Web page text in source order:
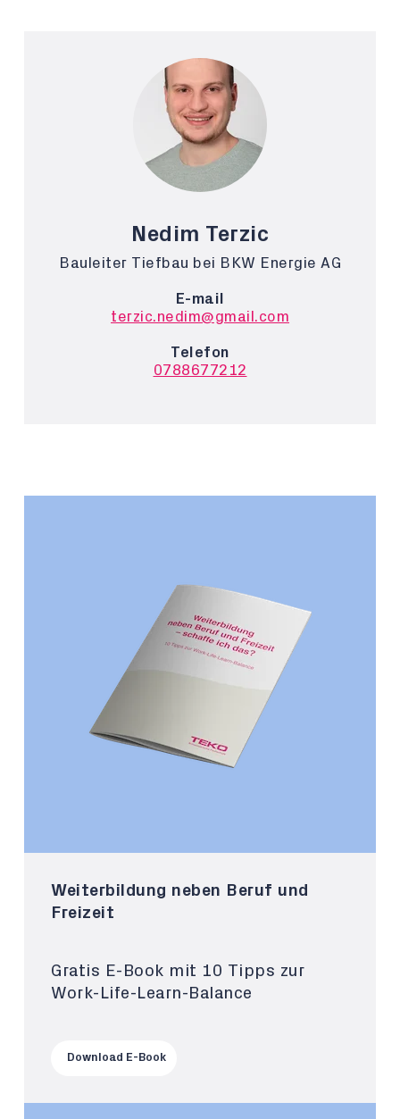
Nedim Terzic
Bauleiter Tiefbau bei BKW Energie AG
E-mail
terzic.nedim@gmail.com
Telefon
0788677212
Weiterbildung neben Beruf und
Freizeit
Gratis E-Book mit 10 Tipps zur
Work-Life-Learn-Balance
Download E-Book